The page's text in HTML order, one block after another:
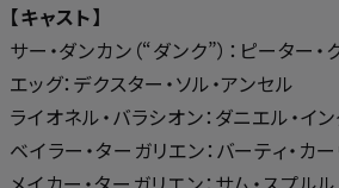
【キャスト】
サー・ダンカン（“ダンク”）：ピーター・
エッグ：デクスター・ソル・アンセル
ライオネル・バラシオン：ダニエル・イ
ベイラー・ターガリエン：バーティ・カ